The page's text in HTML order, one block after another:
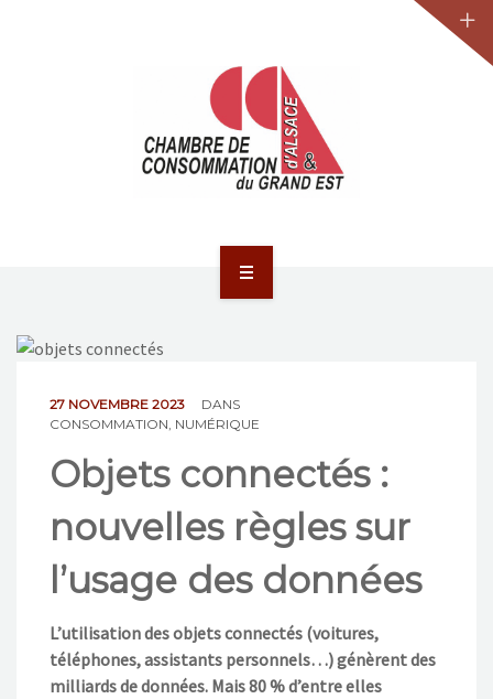
ACTUALITÉS
JURIDIQUE
LA CCA-GE
CONTACT
27 NOVEMBRE 2023
DANS
CONSOMMATION, NUMÉRIQUE
Objets connectés :
nouvelles règles sur
l’usage des données
L’utilisation des objets connectés (voitures,
téléphones, assistants personnels…) génèrent des
milliards de données. Mais 80 % d’entre elles